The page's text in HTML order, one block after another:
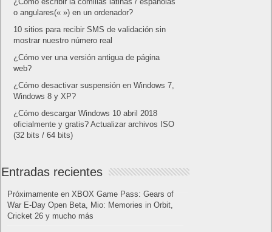
o angulares(« ») en un ordenador?
10 sitios para recibir SMS de validación sin
mostrar nuestro número real
¿Cómo ver una versión antigua de página
web?
¿Cómo desactivar suspensión en Windows 7,
Windows 8 y XP?
¿Cómo descargar Windows 10 abril 2018
oficialmente y gratis? Actualizar archivos ISO
(32 bits / 64 bits)
Entradas recientes
Próximamente en XBOX Game Pass: Gears of
War E-Day Open Beta, Mio: Memories in Orbit,
Cricket 26 y mucho más